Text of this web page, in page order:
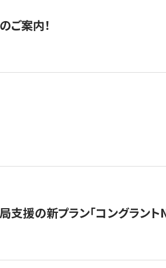
ご案内！
支援の新プラン「コングラント